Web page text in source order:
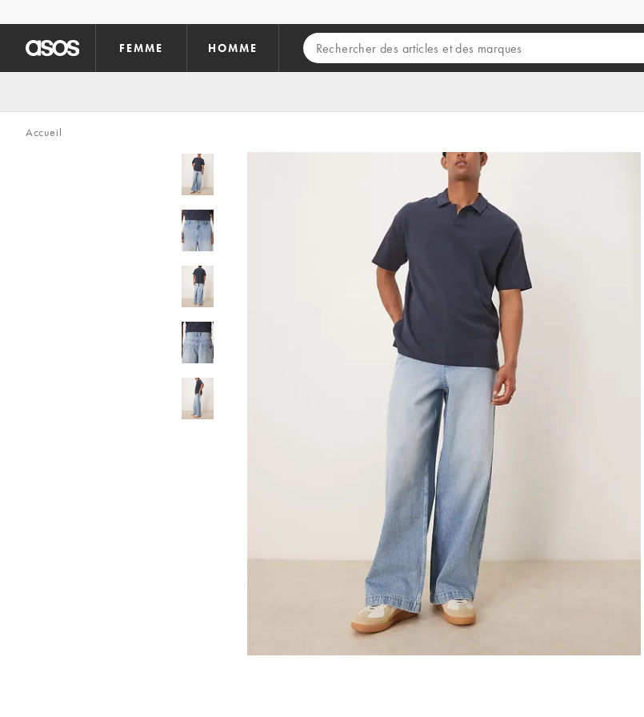
FEMME HOMME
Accueil